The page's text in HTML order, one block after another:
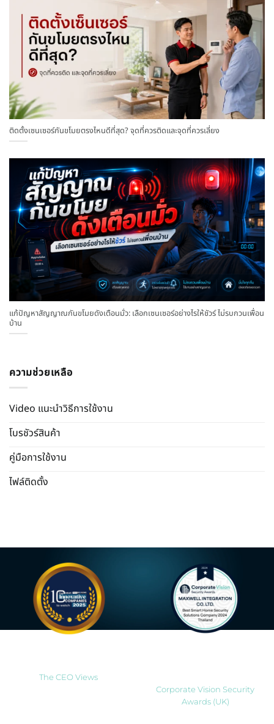
ติดตั้งเซนเซอร์กันขโมยตรงไหนดีที่สุด? จุดที่ควรติดและจุดที่ควรเลี่ยง
แก้ปัญหาสัญญาณกันขโมยดังเตือนมั่ว: เลือกเซนเซอร์อย่างไรให้ชัวร์ ไม่รบกวนเพื่อน
บ้าน
ความช่วยเหลือ
Video แนะนำวิธีการใช้งาน
โบรชัวร์สินค้า
คู่มือการใช้งาน
ไฟล์ติดตั้ง
The CEO Views
Corporate Vision Security
Awards (UK)